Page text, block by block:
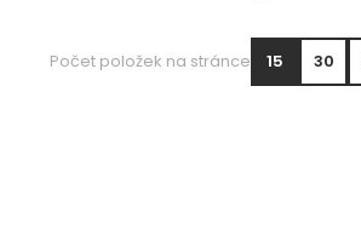
Počet položek na stránce 15 30